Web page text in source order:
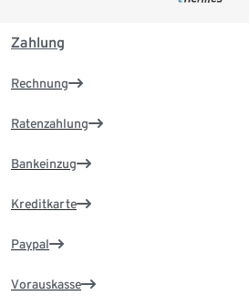
Zahlung
Rechnung
Ratenzahlung
Bankeinzug
Kreditkarte
Paypal
Vorauskasse